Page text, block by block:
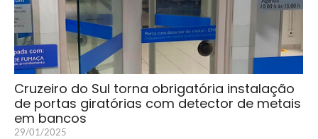
Cruzeiro do Sul torna obrigatória instalação
de portas giratórias com detector de metais
em bancos
29/01/2025